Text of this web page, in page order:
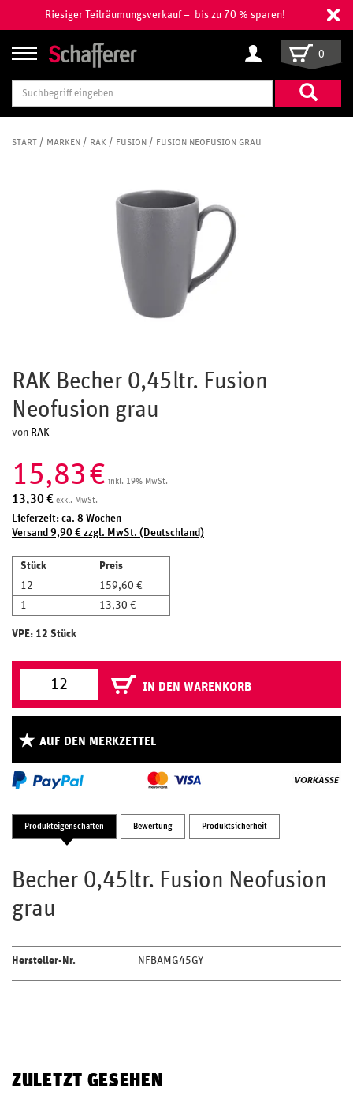
Riesiger Teilräumungsverkauf – bis zu 70 % sparen!
Suchbegriff
eingeben
0
START MARKEN RAK FUSION FUSION NEOFUSION GRAU
RAK Becher 0,45ltr. Fusion
Neofusion grau
von RAK
15,83€ inkl. 19% MwSt.
13,30€ exkl. MwSt.
Lieferzeit: ca. 8 Wochen
Versand 9,90 € zzgl. MwSt. (Deutschland)
Stück
Preis
12
159,60 €
1
13,30 €
VPE: 12 Stück
IN DEN WARENKORB
AUF DEN MERKZETTEL
Produkteigenschaften Bewertung Produktsicherheit
Becher 0,45ltr. Fusion Neofusion
grau
Hersteller-Nr. NFBAMG45GY
ZULETZT GESEHEN